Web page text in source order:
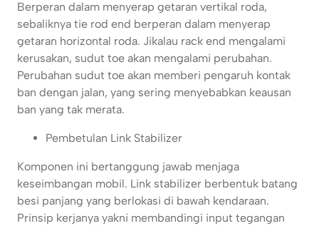
Berperan dalam menyerap getaran vertikal roda,
sebaliknya tie rod end berperan dalam menyerap
getaran horizontal roda. Jikalau rack end mengalami
kerusakan, sudut toe akan mengalami perubahan.
Perubahan sudut toe akan memberi pengaruh kontak
ban dengan jalan, yang sering menyebabkan keausan
ban yang tak merata.
Pembetulan Link Stabilizer
Komponen ini bertanggung jawab menjaga
keseimbangan mobil. Link stabilizer berbentuk batang
besi panjang yang berlokasi di bawah kendaraan.
Prinsip kerjanya yakni membandingi input tegangan